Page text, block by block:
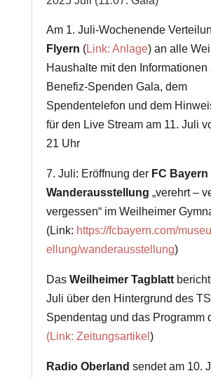
Am 1. Juli-Wochenende
Flyern (Link: Anlage) an alle
Haushalte mit den Informationen
Benefiz-Spenden Gala, dem
Spendentelefon und dem
für den Live Stream am 11. Juli
21 Uhr
7. Juli: Eröffnung der FC Bayern
Wanderausstellung „verehrt –
vergessen“ im Weilheimer
(Link: https://fcbayern.com/
ellung/wanderausstellung)
Das Weilheimer Tagblatt
Juli über den Hintergrund des
Spendentag und das Programm
(Link: Zeitungsartikel )
Radio Oberland sendet am 10.